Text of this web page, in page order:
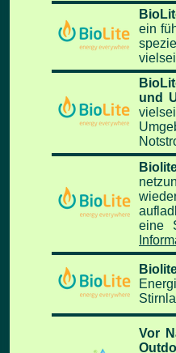
ein
und
eine
Vor